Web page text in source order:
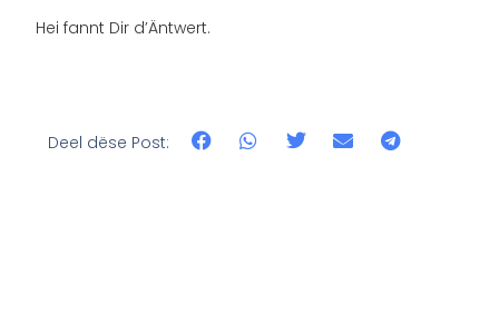
Hei fannt Dir d’Äntwert.
Deel dëse Post: